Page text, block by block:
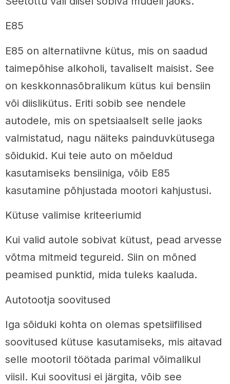
E85
E85 on alternatiivne kütus, mis on saadud
taimepõhise alkoholi, tavaliselt maisist. See
on keskkonnasõbralikum kütus kui bensiin
või diislikütus. Eriti sobib see nendele
autodele, mis on spetsiaalselt selle jaoks
valmistatud, nagu näiteks painduvkütusega
sõidukid. Kui teie auto on mõeldud
kasutamiseks bensiiniga, võib E85
kasutamine põhjustada mootori kahjustusi.
Kütuse valimise kriteeriumid
Kui valid autole sobivat kütust, pead arvesse
võtma mitmeid tegureid. Siin on mõned
peamised punktid, mida tuleks kaaluda.
Autotootja soovitused
Iga sõiduki kohta on olemas spetsiifilised
soovitused kütuse kasutamiseks, mis aitavad
selle mootoril töötada parimal võimalikul
viisil. Kui soovitusi ei järgita, võib see